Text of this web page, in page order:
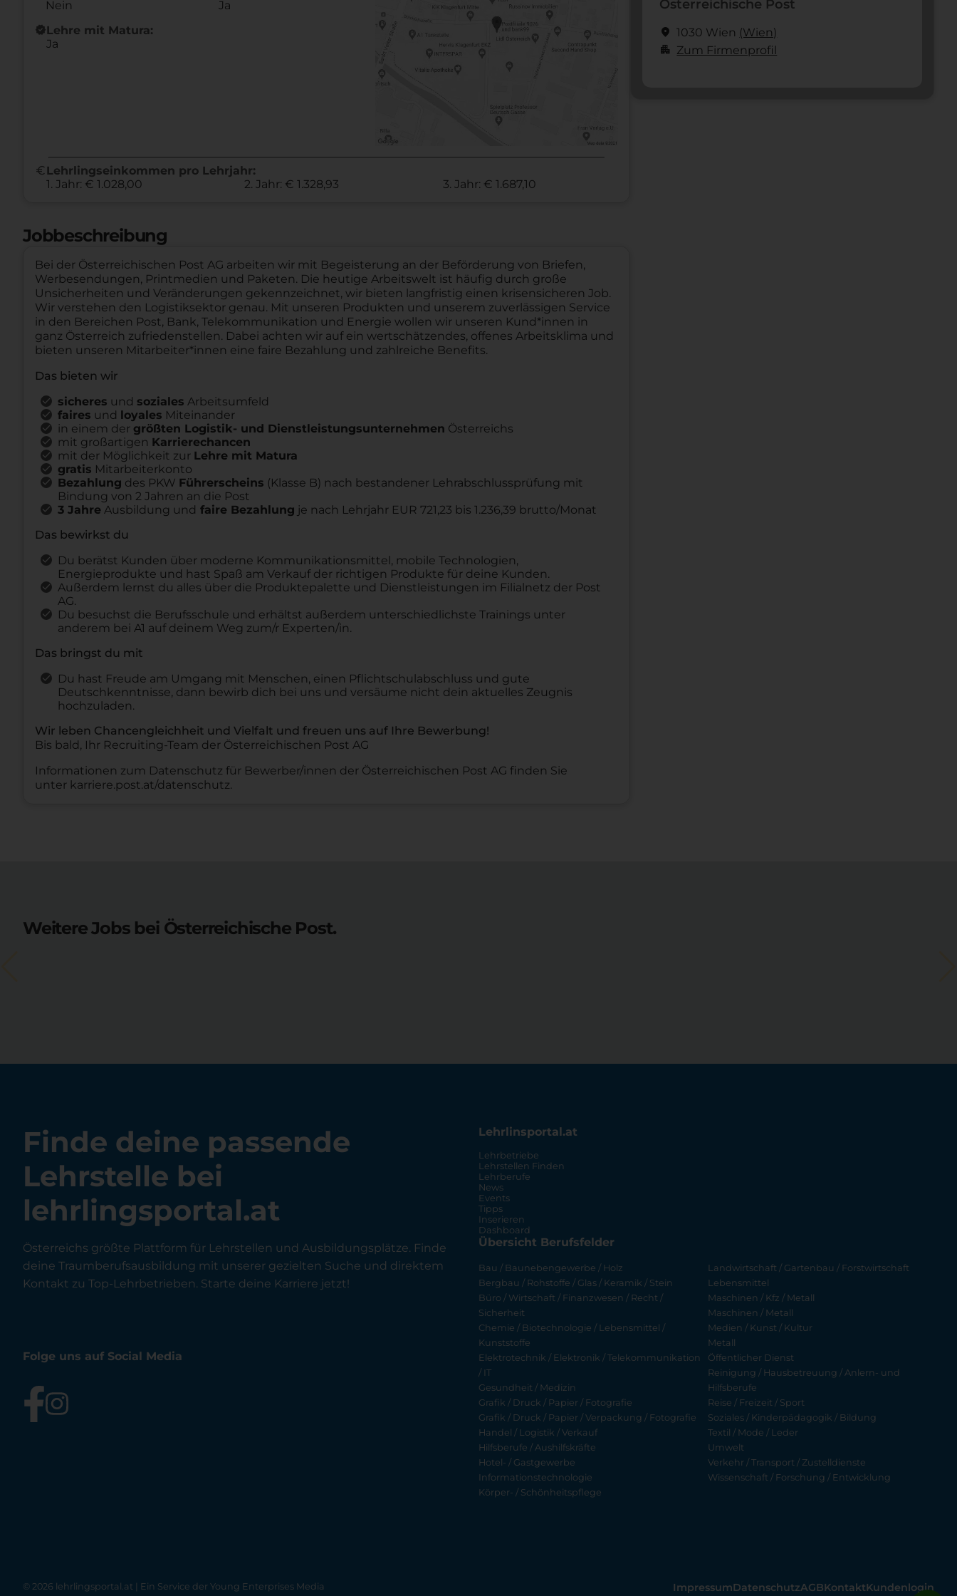
Nein
Ja
new_releasesLehre mit Matura:
Ja
euro Lehrlingseinkommen pro Lehrjahr:
1. Jahr: € 1.028,00
2. Jahr: € 1.328,93 3. Jahr: € 1.687,10
Jobbeschreibung
Bei der Österreichischen Post AG arbeiten wir mit Begeisterung an der Beförderung von Briefen,
Werbesendungen, Printmedien und Paketen. Die heutige Arbeitswelt ist häufig durch große
Unsicherheiten und Veränderungen gekennzeichnet, wir bieten langfristig einen krisensicheren Job.
Wir verstehen den Logistiksektor genau. Mit unseren Produkten und unserem zuverlässigen Service
in den Bereichen Post, Bank, Telekommunikation und Energie wollen wir unseren Kund*innen in
ganz Österreich zufriedenstellen. Dabei achten wir auf ein wertschätzendes, offenes Arbeitsklima und
bieten unseren Mitarbeiter*innen eine faire Bezahlung und zahlreiche Benefits.
Das bieten wir
sicheres und soziales Arbeitsumfeld
faires und loyales Miteinander
in einem der größten Logistik- und Dienstleistungsunternehmen Österreichs
mit großartigen Karrierechancen
mit der Möglichkeit zur Lehre mit Matura
gratis Mitarbeiterkonto
Bezahlung des PKW Führerscheins (Klasse B) nach bestandener Lehrabschlussprüfung mit
Bindung von 2 Jahren an die Post
3 Jahre Ausbildung und faire Bezahlung je nach Lehrjahr EUR 721,23 bis 1.236,39 brutto/Monat
Das bewirkst du
Du berätst Kunden über moderne Kommunikationsmittel, mobile Technologien,
Energieprodukte und hast Spaß am Verkauf der richtigen Produkte für deine Kunden.
Außerdem lernst du alles über die Produktepalette und Dienstleistungen im Filialnetz der Post
AG.
Du besuchst die Berufsschule und erhältst außerdem unterschiedlichste Trainings unter
anderem bei A1 auf deinem Weg zum/r Experten/in.
Das bringst du mit
Du hast Freude am Umgang mit Menschen, einen Pflichtschulabschluss und gute
Deutschkenntnisse, dann bewirb dich bei uns und versäume nicht dein aktuelles Zeugnis
hochzuladen.
Wir leben Chancengleichheit und Vielfalt und freuen uns auf Ihre Bewerbung!
Bis bald, Ihr Recruiting-Team der Österreichischen Post AG
Informationen zum Datenschutz für Bewerber/innen der Österreichischen Post AG finden Sie
unter karriere.post.at/datenschutz.
Österreichische Post
location_on 1030 Wien (Wien)
apartment Zum Firmenprofil
Weitere Jobs bei Österreichische Post.
Finde deine passende
Lehrstelle bei
lehrlingsportal.at
Österreichs größte Plattform für Lehrstellen und Ausbildungsplätze. Finde
deine Traumberufsausbildung mit unserer gezielten Suche und direktem
Kontakt zu Top-Lehrbetrieben. Starte deine Karriere jetzt!
Folge uns auf Social Media
Lehrlinsportal.at
Lehrbetriebe
Lehrstellen Finden
Lehrberufe
News
Events
Tipps
Inserieren
Dashboard
Übersicht Berufsfelder
Bau / Baunebengewerbe / Holz
Bergbau / Rohstoffe / Glas / Keramik / Stein
Büro / Wirtschaft / Finanzwesen / Recht /
Sicherheit
Chemie / Biotechnologie / Lebensmittel /
Kunststoffe
Elektrotechnik / Elektronik / Telekommunikation
/ IT
Gesundheit / Medizin
Grafik / Druck / Papier / Fotografie
Grafik / Druck / Papier / Verpackung / Fotografie
Handel / Logistik / Verkauf
Hilfsberufe / Aushilfskräfte
Hotel- / Gastgewerbe
Informationstechnologie
Körper- / Schönheitspflege
Landwirtschaft / Gartenbau / Forstwirtschaft
Lebensmittel
Maschinen / Kfz / Metall
Maschinen / Metall
Medien / Kunst / Kultur
Metall
Öffentlicher Dienst
Reinigung / Hausbetreuung / Anlern- und
Hilfsberufe
Reise / Freizeit / Sport
Soziales / Kinderpädagogik / Bildung
Textil / Mode / Leder
Umwelt
Verkehr / Transport / Zustelldienste
Wissenschaft / Forschung / Entwicklung
© 2026 lehrlingsportal.at | Ein Service der Young Enterprises Media ImpressumDatenschutzAGBKontaktKundenlogin